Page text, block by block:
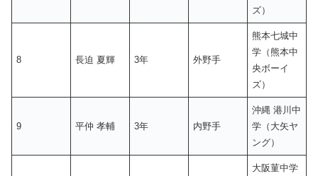
ズ）
8 長迫 夏輝 3年 外野手
熊本七城中
学（熊本中
央ボーイ
ズ）
9 平仲 孝輔 3年 内野手
沖縄 港川中
学（大矢ヤ
ング）
大阪菫中学